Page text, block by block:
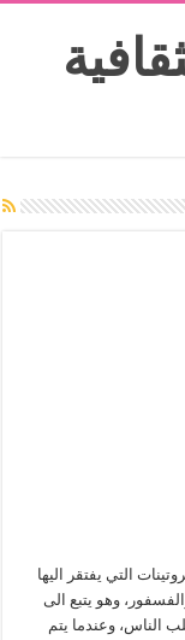
التي يفتقر اليها
وهو يتبع الى
الناس، وعندما يتم